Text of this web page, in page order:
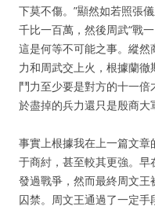
下莫不傷。”顯然如若照張
千比一百萬，然後周武“戰
這是何等不可能之事。縱
力和周武交上火，根據蘭
鬥力至少要是對方的十一
於盡掉的兵力還只是殷商大
事實上根據我在上一篇文
于商紂，甚至較其更強。
發過戰爭，然而最終周文
囚禁。周文王通過了一定